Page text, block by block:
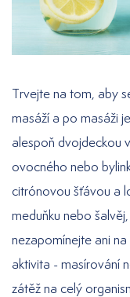
Trvejte na tom, aby
masáží a po masáži
alespoň dvojdeckou
ovocného nebo
citrónovou šťávou a
meduňku nebo
nezapomínejte ani na
aktivita - masírování
zátěž na celý